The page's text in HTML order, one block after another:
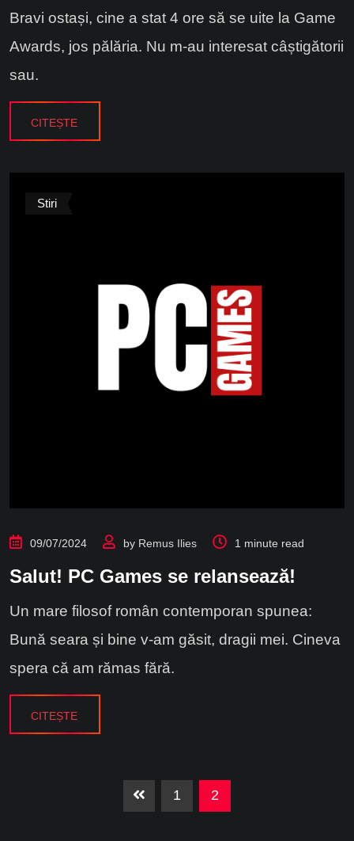
Bravi ostași, cine a stat 4 ore să se uite la Game
Awards, jos pălăria. Nu m-au interesat câștigătorii
sau.
CITEȘTE
Stiri
09/07/2024 by Remus Ilies 1 minute read
Salut! PC Games se relansează!
Un mare filosof român contemporan spunea:
Bună seara și bine v-am găsit, dragii mei. Cineva
spera că am rămas fără.
CITEȘTE
1 2